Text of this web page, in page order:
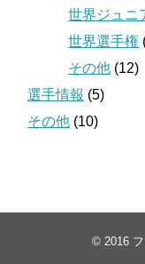
世界ジュニ
世界選手権
その他 (12)
選手情報 (5)
その他 (10)
© 2016